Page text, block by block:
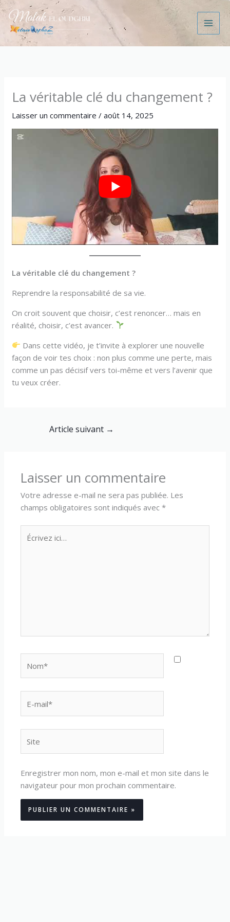
Aller
contenu
La véritable clé du changement ?
Laisser un commentaire /août 14, 2025
La véritable clé du changement ?
Reprendre la responsabilité de sa vie.
On croit souvent que choisir, c’est renoncer… mais en
réalité, choisir, c’est avancer.
Dans cette vidéo, je t’invite à explorer une nouvelle
façon de voir tes choix : non plus comme une perte, mais
comme un pas décisif vers toi-même et vers l’avenir que
tu veux créer.
Article suivant →
Laisser un commentaire
Votre adresse e-mail ne sera pas publiée. Les
champs obligatoires sont indiqués avec*
ici…
mail*
Enregistrer mon nom, mon e-mail et mon site dans le
navigateur pour mon prochain commentaire.